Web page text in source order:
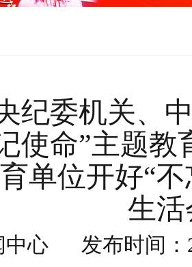
纪委机关、
使命”主题教
单位开好“
生
中心 发布时间：